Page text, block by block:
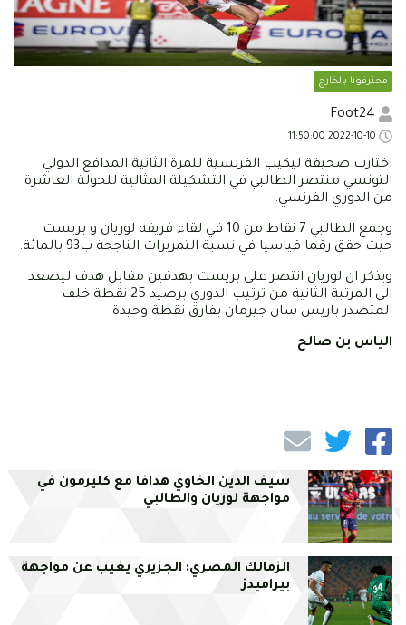
محترفونا بالخارج
اختارت صحيفة ليكيب الفرنسية للمرة الثانية المدافع الدولي
التونسي منتصر الطالبي في التشكيلة المثالية للجولة العاشرة
من الدوري الفرنسي.
وجمع الطالبي 7 نقاط من 10 في لقاء فريقه لوريان و بريست
حيث حقق رقما قياسيا في نسبة التمريرات الناجحة ب93 بالمائة.
ويذكر ان لوريان انتصر على بريست بهدفين مقابل هدف ليصعد
الى المرتبة الثانية من ترتيب الدوري برصيد 25 نقطة خلف
المتصدر باريس سان جيرمان بفارق نقطة وحيدة.
الياس بن صالح
سيف الدين الخاوي هدافا مع كليرمون في
مواجهة لوريان والطالبي
الزمالك المصري: الجزيري يغيب عن مواجهة
بيراميدز